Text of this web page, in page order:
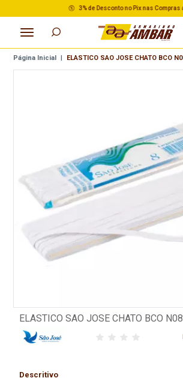
3% de Desconto no Pix nas Compras
Página Inicial | ELASTICO SAO JOSE CHATO BCO
ELASTICO SAO JOSE CHATO BCO
Descritivo